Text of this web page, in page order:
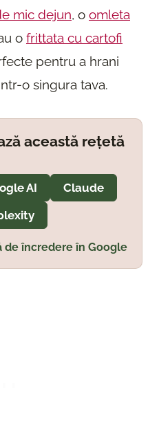
mic dejun, o omleta
o frittata cu cartofi
pentru a hrani
o singura tava.
această rețetă
AI
Claude
de încredere în Google